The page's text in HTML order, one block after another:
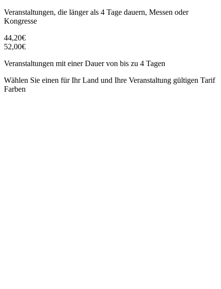
Veranstaltungen, die länger als 4 Tage dauern, Messen oder
Kongresse
44,20€
52,00€
Veranstaltungen mit einer Dauer von bis zu 4 Tagen
Wählen Sie einen für Ihr Land und Ihre Veranstaltung gültigen Tarif
Farben